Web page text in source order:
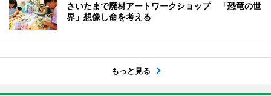
さいたまで廃材アートワークショップ 「恐竜の世
界」想像し命を考える
もっと見る